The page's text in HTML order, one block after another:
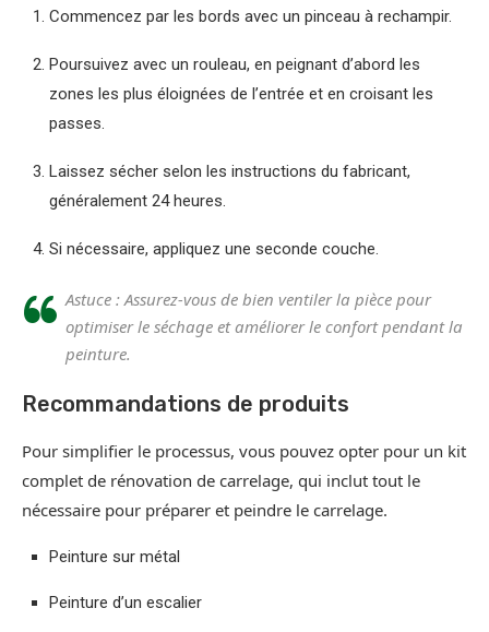
Commencez par les bords avec un pinceau à rechampir.
Poursuivez avec un rouleau, en peignant d’abord les
zones les plus éloignées de l’entrée et en croisant les
passes.
Laissez sécher selon les instructions du fabricant,
généralement 24 heures.
Si nécessaire, appliquez une seconde couche.
Astuce : Assurez-vous de bien ventiler la pièce pour
optimiser le séchage et améliorer le confort pendant la
peinture.
Recommandations de produits
Pour simplifier le processus, vous pouvez opter pour un kit
complet de rénovation de carrelage, qui inclut tout le
nécessaire pour préparer et peindre le carrelage.
Peinture sur métal
Peinture d’un escalier